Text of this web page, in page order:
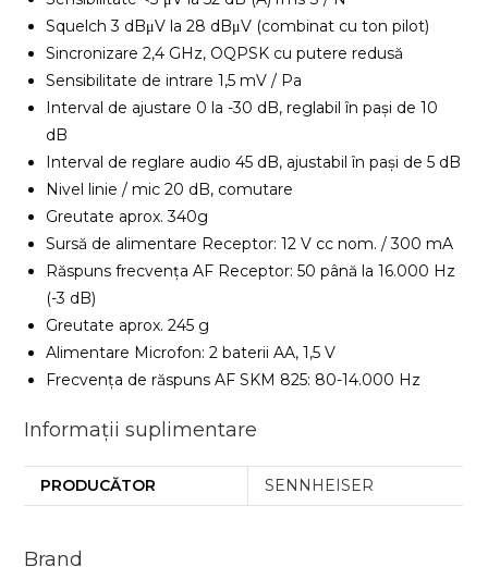
Squelch 3 dBμV la 28 dBμV (combinat cu ton pilot)
Sincronizare 2,4 GHz, OQPSK cu putere redusă
Sensibilitate de intrare 1,5 mV / Pa
Interval de ajustare 0 la -30 dB, reglabil în pași de 10
dB
Interval de reglare audio 45 dB, ajustabil în pași de 5 dB
Nivel linie / mic 20 dB, comutare
Greutate aprox. 340g
Sursă de alimentare Receptor: 12 V cc nom. / 300 mA
Răspuns frecvența AF Receptor: 50 până la 16.000 Hz
(-3 dB)
Greutate aprox. 245 g
Alimentare Microfon: 2 baterii AA, 1,5 V
Frecvența de răspuns AF SKM 825: 80-14.000 Hz
Informații suplimentare
PRODUCĂTOR SENNHEISER
Brand